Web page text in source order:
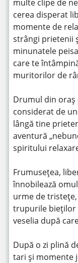
multe clipe de
cerea disperat
momente de
strângi prietenii
minunatele
care te
muritorilor de
Drumul din
considerat de
lângă tine
aventură
spiritului
Frumusețea,
înnobilează
urme de
trupurile bieților
veselia după
După o zi plină
tari și momente